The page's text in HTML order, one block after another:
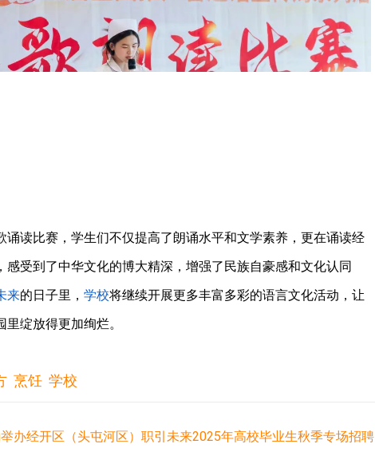
诵读比赛，学生们不仅提高了朗诵水平和文学素养，更在诵读经
感受到了中华文化的博大精深，增强了民族自豪感和文化认同
来的日子里， 学校将继续开展更多丰富多彩的语言文化活动，让
绽放得更加绚烂。
烹饪 学校
办经开区（头屯河区）职引未来2025年高校毕业生秋季专场招聘